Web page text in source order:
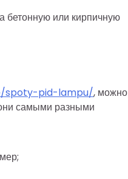
бетонную или кирпичную
spoty-pid-lampu/, можно
самыми разными